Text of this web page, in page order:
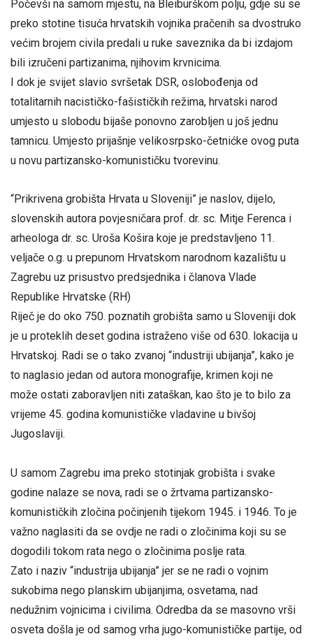
Počevši na samom mjestu, na Bleiburškom polju, gdje su se
preko stotine tisuća hrvatskih vojnika pračenih sa dvostruko
većim brojem civila predali u ruke saveznika da bi izdajom
bili izručeni partizanima, njihovim krvnicima.
I dok je svijet slavio svršetak DSR, oslobođenja od
totalitarnih nacističko-fašističkih režima, hrvatski narod
umjesto u slobodu bijaše ponovno zarobljen u još jednu
tamnicu. Umjesto prijašnje velikosrpsko-četnićke ovog puta
u novu partizansko-komunističku tvorevinu.
“Prikrivena grobišta Hrvata u Sloveniji” je naslov, dijelo,
slovenskih autora povjesničara prof. dr. sc. Mitje Ferenca i
arheologa dr. sc. Uroša Košira koje je predstavljeno 11.
veljače o.g. u prepunom Hrvatskom narodnom kazalištu u
Zagrebu uz prisustvo predsjednika i članova Vlade
Republike Hrvatske (RH)
Riječ je do oko 750. poznatih grobišta samo u Sloveniji dok
je u proteklih deset godina istraženo više od 630. lokacija u
Hrvatskoj. Radi se o tako zvanoj “industriji ubijanja”, kako je
to naglasio jedan od autora monografije, krimen koji ne
može ostati zaboravljen niti zataškan, kao što je to bilo za
vrijeme 45. godina komunističke vladavine u bivšoj
Jugoslaviji.
U samom Zagrebu ima preko stotinjak grobišta i svake
godine nalaze se nova, radi se o žrtvama partizansko-
komunističkih zločina počinjenih tijekom 1945. i 1946. To je
važno naglasiti da se ovdje ne radi o zločinima koji su se
dogodili tokom rata nego o zločinima poslje rata.
Zato i naziv “industrija ubijanja” jer se ne radi o vojnim
sukobima nego planskim ubijanjima, osvetama, nad
nedužnim vojnicima i civilima. Odredba da se masovno vrši
osveta došla je od samog vrha jugo-komunističke partije, od